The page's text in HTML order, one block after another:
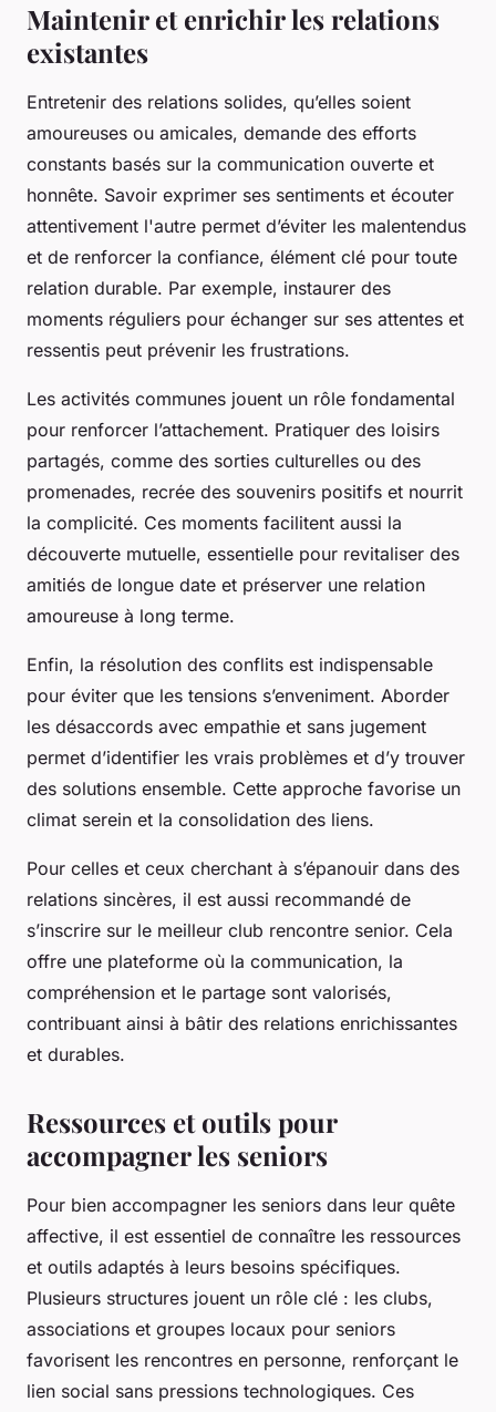
Maintenir et enrichir les relations
existantes
Entretenir des relations solides, qu’elles soient
amoureuses ou amicales, demande des efforts
constants basés sur la communication ouverte et
honnête. Savoir exprimer ses sentiments et écouter
attentivement l'autre permet d’éviter les malentendus
et de renforcer la confiance, élément clé pour toute
relation durable. Par exemple, instaurer des
moments réguliers pour échanger sur ses attentes et
ressentis peut prévenir les frustrations.
Les activités communes jouent un rôle fondamental
pour renforcer l’attachement. Pratiquer des loisirs
partagés, comme des sorties culturelles ou des
promenades, recrée des souvenirs positifs et nourrit
la complicité. Ces moments facilitent aussi la
découverte mutuelle, essentielle pour revitaliser des
amitiés de longue date et préserver une relation
amoureuse à long terme.
Enfin, la résolution des conflits est indispensable
pour éviter que les tensions s’enveniment. Aborder
les désaccords avec empathie et sans jugement
permet d’identifier les vrais problèmes et d’y trouver
des solutions ensemble. Cette approche favorise un
climat serein et la consolidation des liens.
Pour celles et ceux cherchant à s’épanouir dans des
relations sincères, il est aussi recommandé de
s’inscrire sur le meilleur club rencontre senior. Cela
offre une plateforme où la communication, la
compréhension et le partage sont valorisés,
contribuant ainsi à bâtir des relations enrichissantes
et durables.
Ressources et outils pour
accompagner les seniors
Pour bien accompagner les seniors dans leur quête
affective, il est essentiel de connaître les ressources
et outils adaptés à leurs besoins spécifiques.
Plusieurs structures jouent un rôle clé : les clubs,
associations et groupes locaux pour seniors
favorisent les rencontres en personne, renforçant le
lien social sans pressions technologiques. Ces